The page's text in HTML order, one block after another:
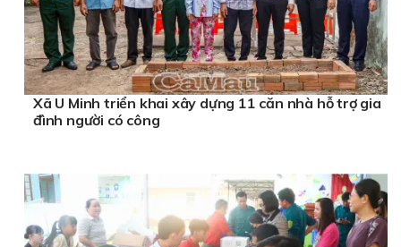
Xã U Minh triển khai xây dựng 11 căn nhà hỗ trợ gia
đình người có công